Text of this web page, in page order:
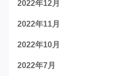
2022年12月
2022年11月
2022年10月
2022年7月